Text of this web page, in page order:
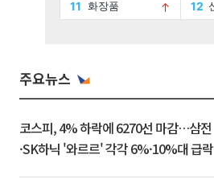
주요뉴스
코스피, 4% 하락에 6270선 마감…삼전
·SK하닉 '와르르' 각각 6%·10%대 급락